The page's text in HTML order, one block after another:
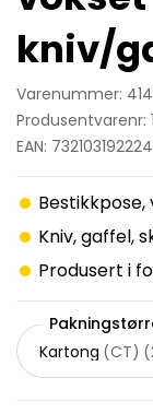
kniv/
Varenummer:
Produsentvarenr:
EAN:
Kniv, gaffel,
Produsert i
Kartong (CT) (